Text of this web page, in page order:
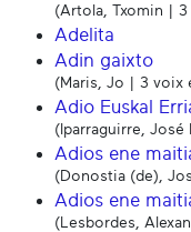
(Artola, Txomin | 3
Adelita
Adin gaixto
(Maris, Jo | 3 voix
Adio Euskal
(Iparraguirre, José
Adios ene
(Donostia (de),
Adios ene
(Lesbordes,